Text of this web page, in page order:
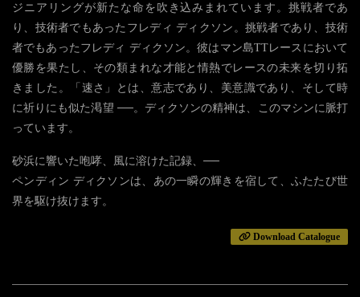
ジニアリングが新たな命を吹き込みまれています。挑戦者であ
り、技術者でもあったフレディ ディクソン。挑戦者であり、技術
者でもあったフレディ ディクソン。彼はマン島TTレースにおいて
優勝を果たし、その類まれな才能と情熱でレースの未来を切り拓
きました。「速さ」とは、意志であり、美意識であり、そして時
に祈りにも似た渇望 ──。ディクソンの精神は、このマシンに脈打
っています。
砂浜に響いた咆哮、風に溶けた記録、──
ペンディン ディクソンは、あの一瞬の輝きを宿して、ふたたび世
界を駆け抜けます。
Download Catalogue